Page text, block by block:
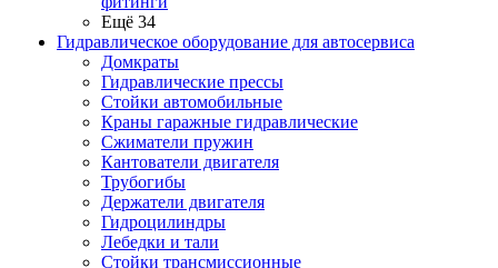
Ещё 34
Гидравлическое оборудование для автосервиса
Домкраты
Гидравлические прессы
Стойки автомобильные
Краны гаражные гидравлические
Сжиматели пружин
Кантователи двигателя
Трубогибы
Держатели двигателя
Гидроцилиндры
Лебедки и тали
Стойки трансмиссионные